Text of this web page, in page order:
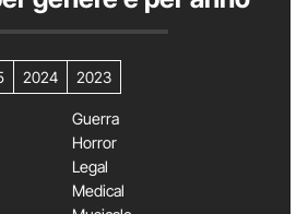
2024 2023
Guerra
Horror
Legal
Medical